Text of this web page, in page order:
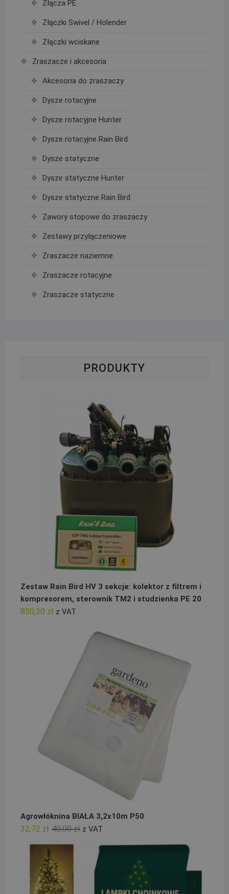
Złącza PE
Złączki Swivel / Holender
Złączki wciskane
Zraszacze i akcesoria
Akcesoria do zraszaczy
Dysze rotacyjne
Dysze rotacyjne Hunter
Dysze rotacyjne Rain Bird
Dysze statyczne
Dysze statyczne Hunter
Dysze statyczne Rain Bird
Zawory stopowe do zraszaczy
Zestawy przyłączeniowe
Zraszacze naziemne
Zraszacze rotacyjne
Zraszacze statyczne
PRODUKTY
Zestaw Rain Bird HV 3 sekcje: kolektor z filtrem i
kompresorem, sterownik TM2 i studzienka PE 20
850,30 zł z VAT
Agrowłóknina BIAŁA 3,2x10m P50
40,00zł Pierwotna
wynosiła:
40,00 zł.
32,72 zł
Aktualna
wynosi:
32,72 zł.
z VAT